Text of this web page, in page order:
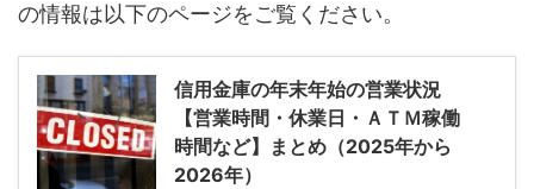
の情報は以下のページをご覧ください。
信用金庫の年末年始の営業状況
【営業時間・休業日・ＡＴＭ稼働
時間など】まとめ（2025年から
2026年）